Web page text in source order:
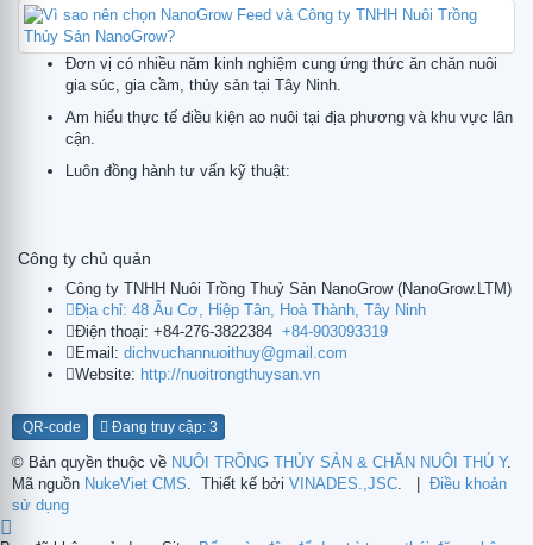
Đơn vị có nhiều năm kinh nghiệm cung ứng thức ăn chăn nuôi
gia súc, gia cầm, thủy sản tại Tây Ninh.
Am hiểu thực tế điều kiện ao nuôi tại địa phương và khu vực lân
cận.
Luôn đồng hành tư vấn kỹ thuật:
Công ty chủ quản
Công ty TNHH Nuôi Trồng Thuỷ Sản NanoGrow(NanoGrow.LTM)
Địa chỉ: 48 Âu Cơ, Hiệp Tân, Hoà Thành, Tây Ninh
Điện thoại: +84-276-3822384 +84-903093319
Email: dichvuchannuoithuy@gmail.com
Website: http://nuoitrongthuysan.vn
QR-code Đang truy cập: 3
© Bản quyền thuộc về NUÔI TRỒNG THỦY SẢN & CHĂN NUÔI THÚ Y.
Mã nguồn NukeViet CMS. Thiết kế bởi VINADES.,JSC.
Điều khoản
sử dụng